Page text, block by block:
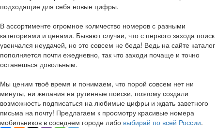
подходящие для себя новые цифры.
В ассортименте огромное количество номеров с разными
категориями и ценами. Бывают случаи, что с первого захода поиск
увенчался неудачей, но это совсем не беда! Ведь на сайте каталог
пополняется почти ежедневно, так что заходи почаще и точно
останешься довольным.
Мы ценим твоё время и понимаем, что порой совсем нет ни
минуты, ни желания на рутинные поиски, поэтому создали
возможность подписаться на любимые цифры и ждать заветного
письма на почту! Предлагаем к просмотру красивые номера
мобильников в соседнем городе либо выбирай по всей России.